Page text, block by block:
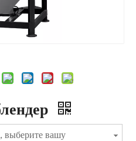
выберите вашу